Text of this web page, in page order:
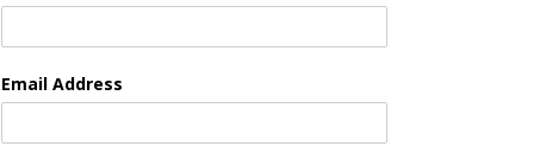
Email Address